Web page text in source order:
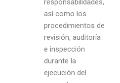
responsabilidades,
así como los
procedimientos de
revisión, auditoría
e inspección
durante la
ejecución del